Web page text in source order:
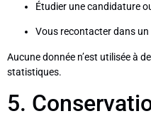
Étudier une candidature
Vous recontacter dans un
Aucune donnée n’est utilisée à
statistiques.
5.